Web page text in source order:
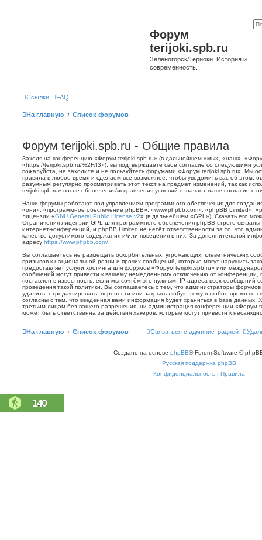
Форум
terijoki.spb.ru
Зеленогорск/Териоки. История и
современность.
Ссылки FAQ
На главную Список форумов
Форум terijoki.spb.ru - Общие правила
Заходя на конференцию «Форум terijoki.spb.ru» (в дальнейшем «мы», «наш»,
«https://terijoki.spb.ru/%2F/f3»), вы подтверждаете своё согласие со следующими
пожалуйста, не заходите и не пользуйтесь форумами «Форум terijoki.spb.ru». Мы
правила в любое время и сделаем всё возможное, чтобы уведомить вас об этом,
разумным регулярно просматривать этот текст на предмет изменений, так как
terijoki.spb.ru» после обновления/исправления условий означает ваше согласие с
Наши форумы работают под управлением программного обеспечения для
«они», «программное обеспечение phpBB», «www.phpbb.com», «phpBB Limited»,
лицензии «GNU General Public License v2» (в дальнейшем «GPL»). Скачать его
Ограничения лицензии GPL для программного обеспечения phpBB строго
интернет-конференций, и phpBB Limited не несёт ответственности за то, что
качестве допустимого содержания и/или поведения в них. За дополнительной
адресу https://www.phpbb.com/
Вы соглашаетесь не размещать оскорбительных, угрожающих, клеветнических
призывов к национальной розни и прочих сообщений, которые могут нарушить
предоставляет услуги хостинга для форумов «Форум terijoki.spb.ru» или
сообщений могут привести к вашему немедленному отключению от конференции,
поставлен в известность, если мы сочтём это нужным. IP-адреса всех сообщений
проведения такой политики. Вы соглашаетесь с тем, что администраторы
удалить, отредактировать, перенести или закрыть любую тему в любое время по
согласны с тем, что введённая вами информация будет храниться в базе данных.
третьим лицам без вашего разрешения, ни администрация конференции «Форум
может быть ответственна за действия хакеров, которые могут привести к
На главную Список форумов Связаться с администрацией
Создано на основе phpBB® Forum Software ©
Русская поддержка phpBB
Конфиденциальность | Правила
140